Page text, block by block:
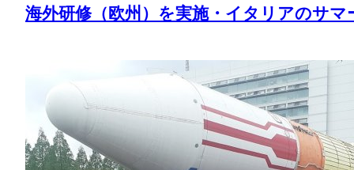
海外研修（欧州）を実施・イタリアのサ